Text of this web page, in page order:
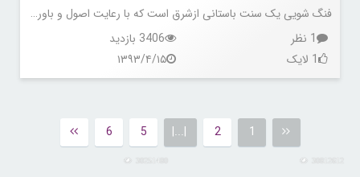
فنگ شویی یک سنت باستانی ازشرق است که با رعایت اصول و باورهای این سنت می توانید زندگی و محیط خانه اتان را ایده آل کنید. طبق باورهای فنگ شویی،طرز چیدمان وسایل درخانه و در تمام اتاق ها، انرژی را در کل خانه تغییر می دهد و باعث اتفاقات خوب یا بد در زندگیتان می شود. با توجه به اصول فنگشویی،وقتی خانه به ویژه اتاق خوابتان به هم ریخته نباشد، این روی زندگی عاشقانه ی شما نیز تأثیر می گذارد. در این جا چندین نکته ی فنگ شویی را برای بهتر کردن زندگی عاشقانه تان عنوان می کنیم.
1 نظر
3406 بازدید
1 لایک
۱۳۹۳/۴/۱۵
1
2
|...|
5
6